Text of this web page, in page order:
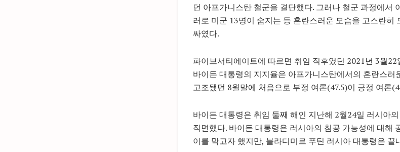
던 아프가니스탄 철군을 결단했다. 그러나 철군 과정에서
러로 미군 13명이 숨지는 등 혼란스러운 모습을 고스란히
싸였다.
파이브서티에이트에 따르면 취임 직후였던 2021년 3월22
바이든 대통령의 지지율은 아프가니스탄에서의 혼란스러
고조됐던 8월말에 처음으로 부정 여론(47.5)이 긍정 여론
바이든 대통령은 취임 둘째 해인 지난해 2월24일 러시아
직면했다. 바이든 대통령은 러시아의 침공 가능성에 대해
이를 막고자 했지만, 블라디미르 푸틴 러시아 대통령은 끝